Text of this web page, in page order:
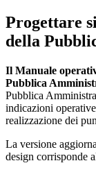
Progettare
della
Il Manuale
Pubblica
Pubblica
indicazioni
realizzazione dei
La versione
design corrisponde